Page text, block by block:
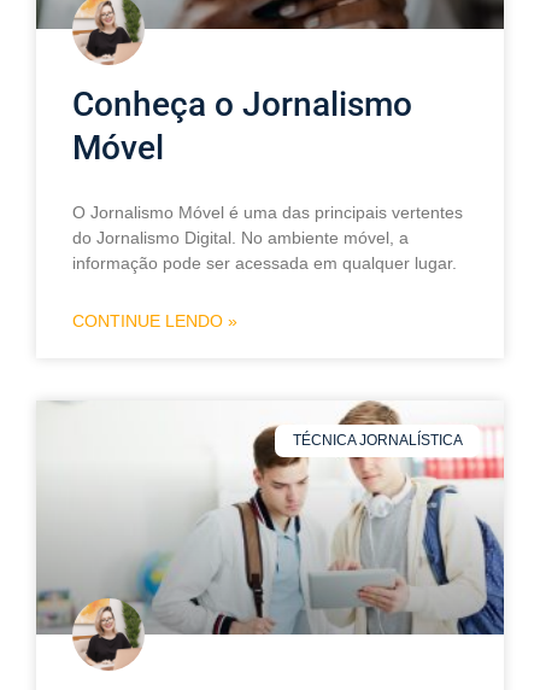
Conheça o Jornalismo
Móvel
O Jornalismo Móvel é uma das principais vertentes
do Jornalismo Digital. No ambiente móvel, a
informação pode ser acessada em qualquer lugar.
CONTINUE LENDO »
TÉCNICA JORNALÍSTICA